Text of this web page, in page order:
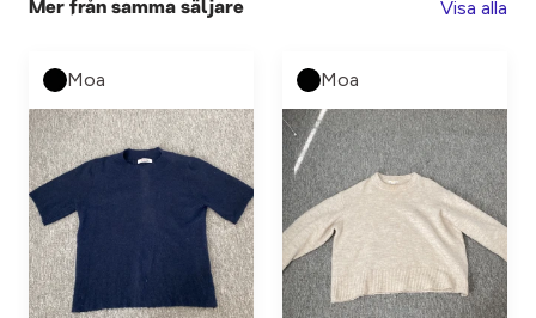
Mer från samma säljare Visa alla
Moa Moa